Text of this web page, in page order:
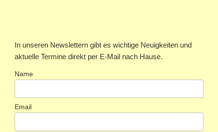
In unseren Newslettern gibt es wichtige Neuigkeiten und
aktuelle Termine direkt per E-Mail nach Hause.
Name
Email